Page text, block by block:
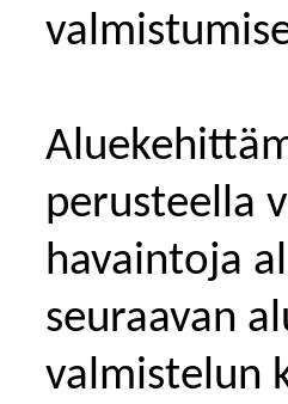
perusteella
havaintoja
seuraavan
valmistelun